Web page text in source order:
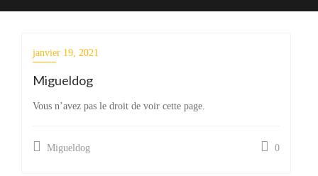
janvier 19, 2021
Migueldog
Vous n’avez pas le droit de voir cette page.
Migueldog 0